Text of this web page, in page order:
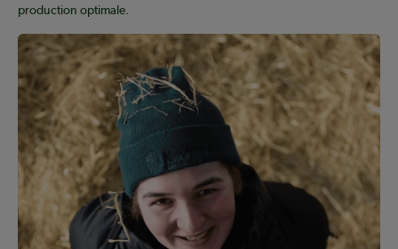
production optimale.